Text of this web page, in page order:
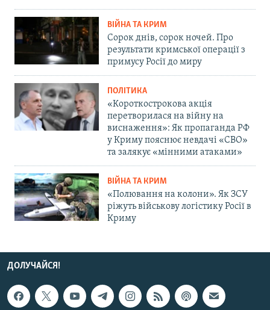
ВІЙНА ТА КРИМ
Сорок днів, сорок ночей. Про
результати кримської операції з
примусу Росії до миру
ПОЛІТИКА
«Короткострокова акція
перетворилася на війну на
виснаження»: Як пропаганда РФ
у Криму пояснює невдачі «СВО»
та залякує «мінними атаками»
ВІЙНА ТА КРИМ
«Полювання на колони». Як ЗСУ
ріжуть військову логістику Росії в
Криму
ДОЛУЧАЙСЯ!